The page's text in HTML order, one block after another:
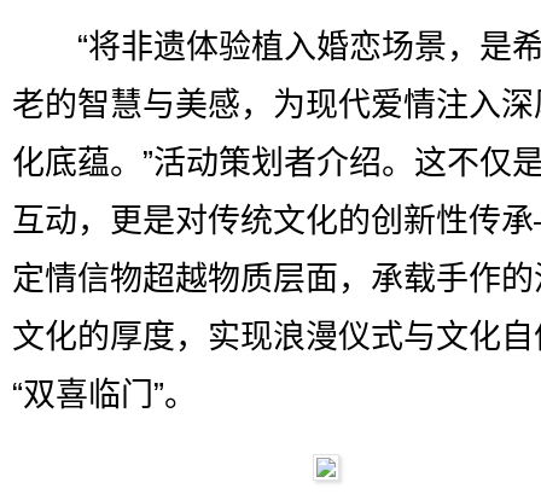
“将非遗体验植入婚恋场景，是
老的智慧与美感，为现代爱情注入
化底蕴。”活动策划者介绍。这不仅
互动，更是对传统文化的创新性传
定情信物超越物质层面，承载手作
文化的厚度，实现浪漫仪式与文化
“双喜临门”。